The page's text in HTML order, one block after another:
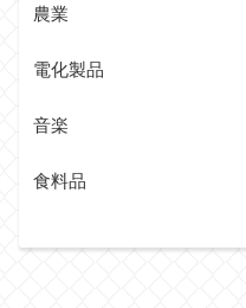
農業
電化製品
音楽
食料品